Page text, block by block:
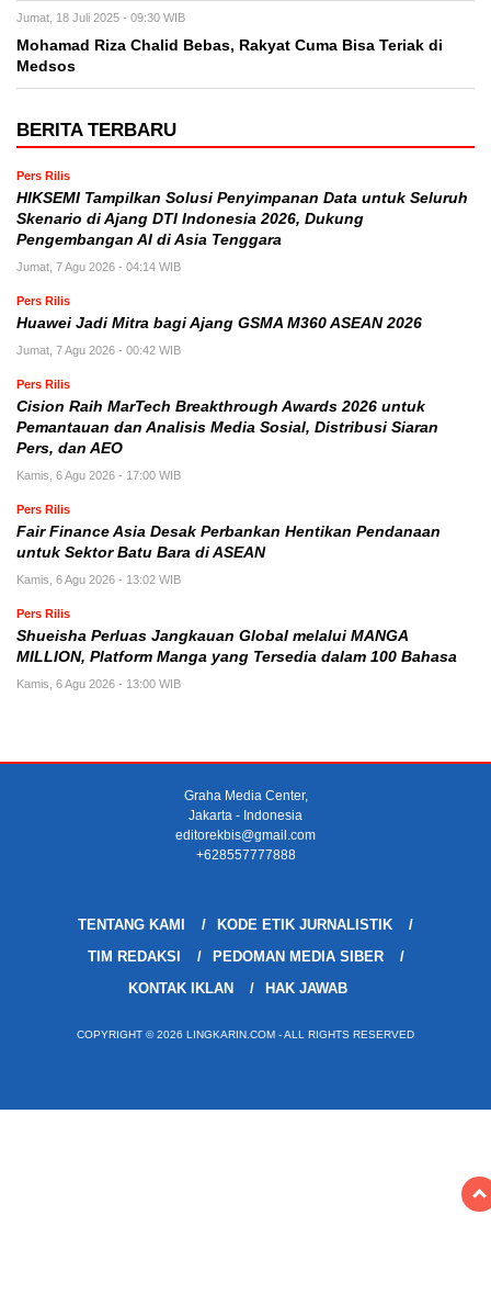
Jumat, 18 Juli 2025 - 09:30 WIB
Mohamad Riza Chalid Bebas, Rakyat Cuma Bisa Teriak di
Medsos
BERITA TERBARU
Pers Rilis
HIKSEMI Tampilkan Solusi Penyimpanan Data untuk Seluruh
Skenario di Ajang DTI Indonesia 2026, Dukung
Pengembangan AI di Asia Tenggara
Jumat, 7 Agu 2026 - 04:14 WIB
Pers Rilis
Huawei Jadi Mitra bagi Ajang GSMA M360 ASEAN 2026
Jumat, 7 Agu 2026 - 00:42 WIB
Pers Rilis
Cision Raih MarTech Breakthrough Awards 2026 untuk
Pemantauan dan Analisis Media Sosial, Distribusi Siaran
Pers, dan AEO
Kamis, 6 Agu 2026 - 17:00 WIB
Pers Rilis
Fair Finance Asia Desak Perbankan Hentikan Pendanaan
untuk Sektor Batu Bara di ASEAN
Kamis, 6 Agu 2026 - 13:02 WIB
Pers Rilis
Shueisha Perluas Jangkauan Global melalui MANGA
MILLION, Platform Manga yang Tersedia dalam 100 Bahasa
Kamis, 6 Agu 2026 - 13:00 WIB
Graha Media Center,
Jakarta - Indonesia
editorekbis@gmail.com
+628557777888
TENTANG KAMI
KODE ETIK JURNALISTIK
TIM REDAKSI
PEDOMAN MEDIA SIBER
KONTAK IKLAN
HAK JAWAB
COPYRIGHT © 2026 LINGKARIN.COM - ALL RIGHTS RESERVED